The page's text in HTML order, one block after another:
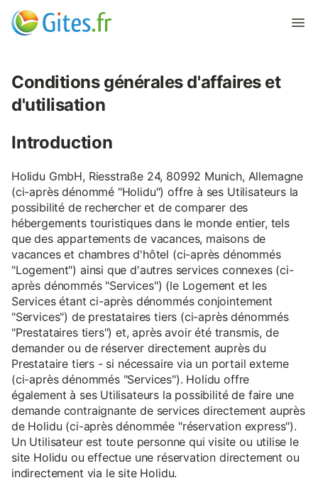
Conditions générales d'affaires et
d'utilisation
Introduction
Holidu GmbH, Riesstraße 24, 80992 Munich, Allemagne
(ci-après dénommé "Holidu") offre à ses Utilisateurs la
possibilité de rechercher et de comparer des
hébergements touristiques dans le monde entier, tels
que des appartements de vacances, maisons de
vacances et chambres d'hôtel (ci-après dénommés
"Logement") ainsi que d'autres services connexes (ci-
après dénommés "Services") (le Logement et les
Services étant ci-après dénommés conjointement
"Services") de prestataires tiers (ci-après dénommés
"Prestataires tiers") et, après avoir été transmis, de
demander ou de réserver directement auprès du
Prestataire tiers - si nécessaire via un portail externe
(ci-après dénommés "Services"). Holidu offre
également à ses Utilisateurs la possibilité de faire une
demande contraignante de services directement auprès
de Holidu (ci-après dénommée "réservation express").
Un Utilisateur est toute personne qui visite ou utilise le
site Holidu ou effectue une réservation directement ou
indirectement via le site Holidu.